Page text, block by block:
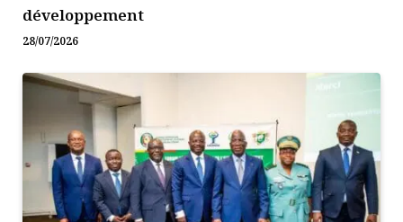
développement
28/07/2026